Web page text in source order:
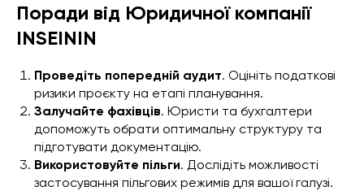
Поради від Юридичної компанії
INSEININ
Проведіть попередній аудит. Оцініть податкові
ризики проєкту на етапі планування.
Залучайте фахівців. Юристи та бухгалтери
допоможуть обрати оптимальну структуру та
підготувати документацію.
Використовуйте пільги. Дослідіть можливості
застосування пільгових режимів для вашої галузі.